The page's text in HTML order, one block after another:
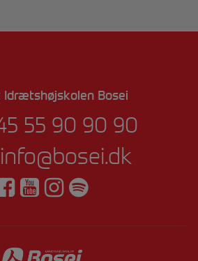
Idrætshøjskolen Bosei
55 90 90 90
info@bosei.dk